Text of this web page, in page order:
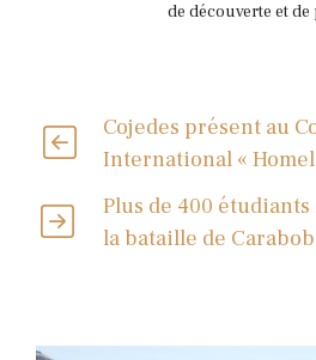
de découverte et de
Cojedes présent au
International «
Plus de 400
la bataille de